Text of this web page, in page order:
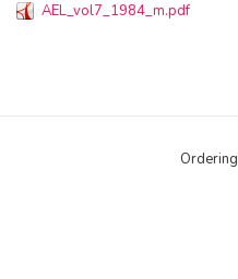
AEL_vol7_1984_m.pdf
Ordering